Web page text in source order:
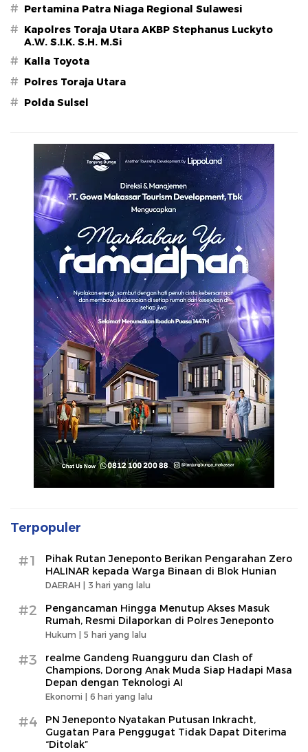
# Pertamina Patra Niaga Regional Sulawesi
# Kapolres Toraja Utara AKBP Stephanus Luckyto
A.W. S.I.K. S.H. M.Si
# Kalla Toyota
# Polres Toraja Utara
# Polda Sulsel
Terpopuler
#1
Pihak Rutan Jeneponto Berikan Pengarahan Zero
HALINAR kepada Warga Binaan di Blok Hunian
DAERAH | 3 hari yang lalu
#2
Pengancaman Hingga Menutup Akses Masuk
Rumah, Resmi Dilaporkan di Polres Jeneponto
Hukum | 5 hari yang lalu
#3
realme Gandeng Ruangguru dan Clash of
Champions, Dorong Anak Muda Siap Hadapi Masa
Depan dengan Teknologi AI
Ekonomi | 6 hari yang lalu
#4
PN Jeneponto Nyatakan Putusan Inkracht,
Gugatan Para Penggugat Tidak Dapat Diterima
“Ditolak”